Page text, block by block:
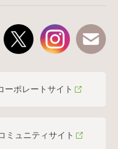
ーポレートサイト
ミュニティサイト